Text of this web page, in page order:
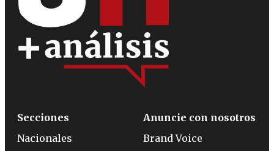
Secciones
Nacionales
Anuncie con nosotros
Brand Voice